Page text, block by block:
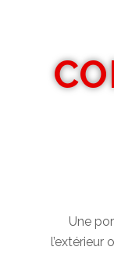
Une
l’extérieur